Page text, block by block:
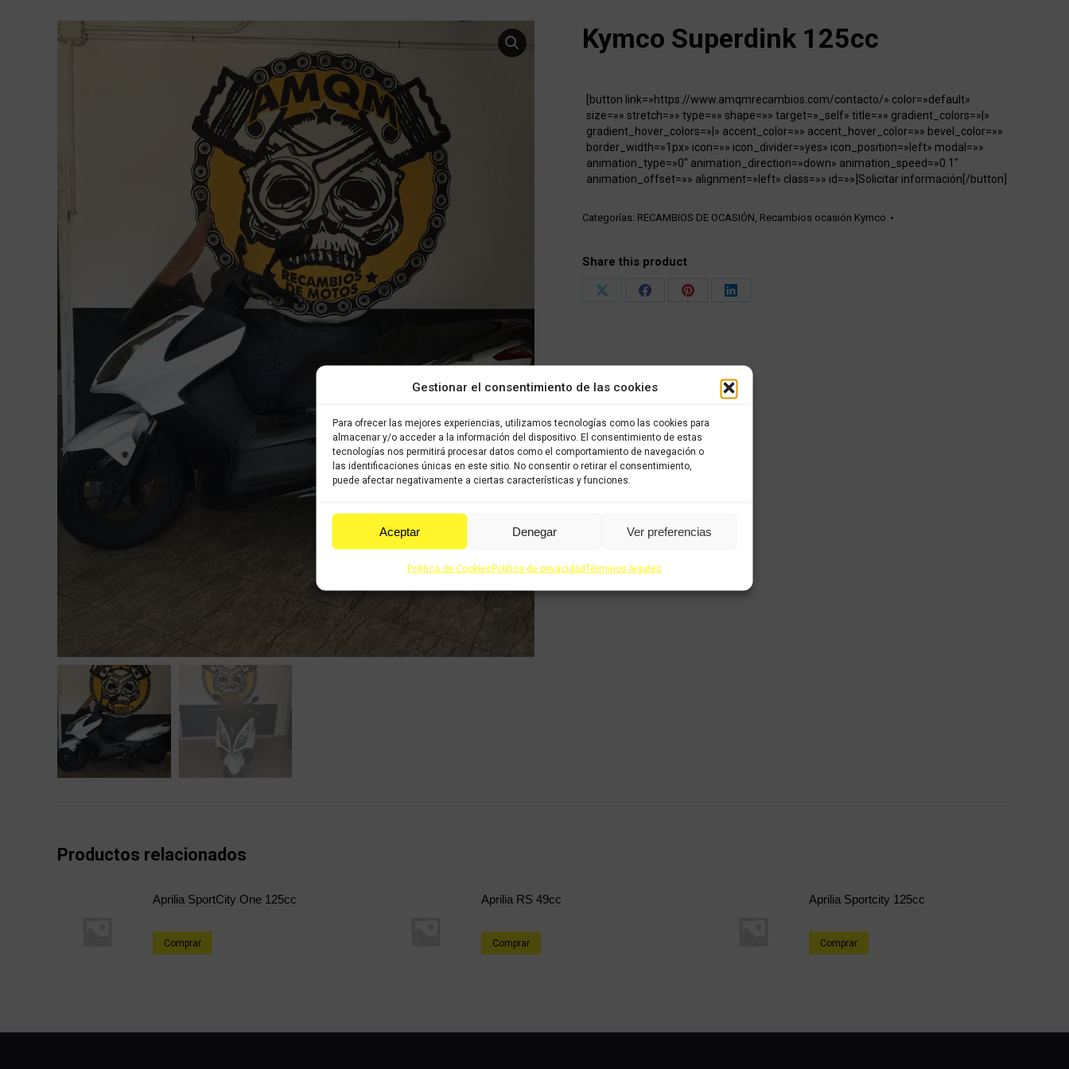
Gestionar el consentimiento de las cookies
Para ofrecer las mejores experiencias, utilizamos tecnologías como las cookies para
almacenar y/o acceder a la información del dispositivo. El consentimiento de estas
tecnologías nos permitirá procesar datos como el comportamiento de navegación o
las identificaciones únicas en este sitio. No consentir o retirar el consentimiento,
puede afectar negativamente a ciertas características y funciones.
Aceptar Denegar Ver preferencias
Política de CookiesPolítica de privacidadTérminos legales
Kymco Superdink 125cc
[button link=»https://www.amqmrecambios.com/contacto/» color=»default»
size=»» stretch=»» type=»» shape=»» target=»_self» title=»» gradient_colors=»|»
gradient_hover_colors=»|» accent_color=»» accent_hover_color=»» bevel_color=»»
border_width=»1px» icon=»» icon_divider=»yes» icon_position=»left» modal=»»
animation_type=»0″ animation_direction=»down» animation_speed=»0.1″
animation_offset=»» alignment=»left» class=»» id=»»]Solicitar información[/button]
Categorías: RECAMBIOS DE OCASIÓN, Recambios ocasión Kymco
Share this product
Share
Share
Share
Share
Productos relacionados
Aprilia SportCity One 125cc
Comprar
Aprilia RS 49cc
Comprar
Aprilia Sportcity 125cc
Comprar